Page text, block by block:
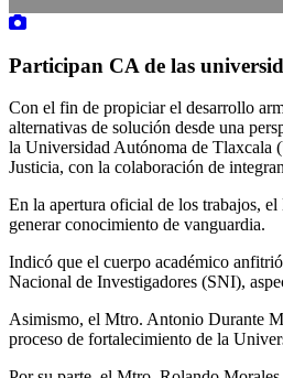
Participan CA de las
Con el fin de propiciar el desarrollo
alternativas de solución desde una
la Universidad Autónoma de Tlaxcala
Justicia, con la colaboración de
En la apertura oficial de los trabajos,
generar conocimiento de vanguardia.
Indicó que el cuerpo académico
Nacional de Investigadores (SNI),
Asimismo, el Mtro. Antonio Durante
proceso de fortalecimiento de la